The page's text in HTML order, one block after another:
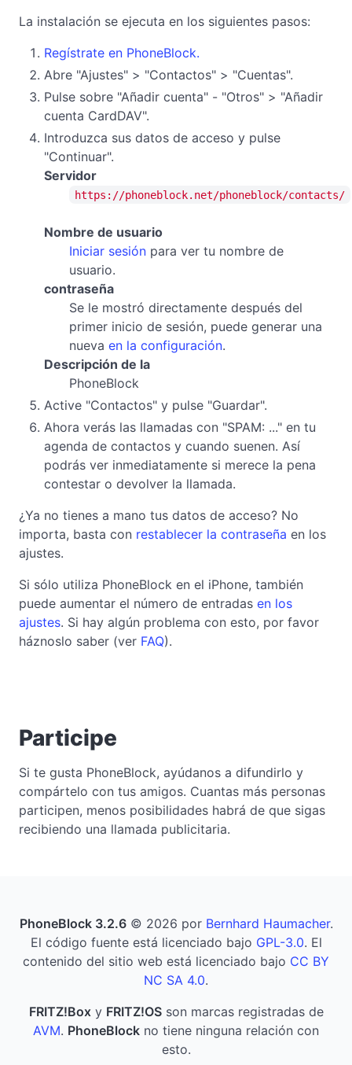
La instalación se ejecuta en los siguientes pasos:
Regístrate en PhoneBlock.
Abre "Ajustes" > "Contactos" > "Cuentas".
Pulse sobre "Añadir cuenta" - "Otros" > "Añadir
cuenta CardDAV".
Introduzca sus datos de acceso y pulse
"Continuar".
Servidor
https://phoneblock.net/phoneblock/contacts/
Nombre de usuario
Iniciar sesión para ver tu nombre de
usuario.
contraseña
Se le mostró directamente después del
primer inicio de sesión, puede generar una
nueva en la configuración.
Descripción de la
PhoneBlock
Active "Contactos" y pulse "Guardar".
Ahora verás las llamadas con "SPAM: ..." en tu
agenda de contactos y cuando suenen. Así
podrás ver inmediatamente si merece la pena
contestar o devolver la llamada.
¿Ya no tienes a mano tus datos de acceso? No
importa, basta con restablecer la contraseña en los
ajustes.
Si sólo utiliza PhoneBlock en el iPhone, también
puede aumentar el número de entradas en los
ajustes. Si hay algún problema con esto, por favor
háznoslo saber (ver FAQ).
Participe
Si te gusta PhoneBlock, ayúdanos a difundirlo y
compártelo con tus amigos. Cuantas más personas
participen, menos posibilidades habrá de que sigas
recibiendo una llamada publicitaria.
PhoneBlock 3.2.6© 2026 por Bernhard Haumacher.
El código fuente está licenciado bajo GPL-3.0. El
contenido del sitio web está licenciado bajo CC BY
NC SA 4.0.
FRITZ!Boxy FRITZ!OSson marcas registradas de
AVM. PhoneBlock no tiene ninguna relación con
esto.